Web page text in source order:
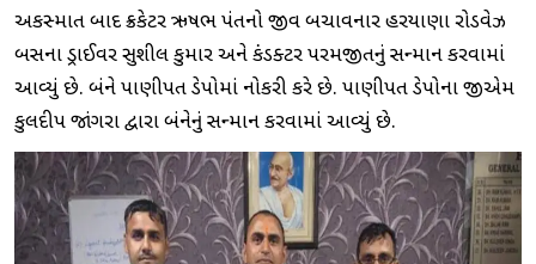
અકસ્માત બાદ ક્રિકેટર ઋષભ પંતનો જીવ બચાવનાર હરિયાણા રોડવેઝ
બસના ડ્રાઈવર સુશીલ કુમાર અને કંડક્ટર પરમજીતનું સન્માન કરવામાં
આવ્યું છે. બંને પાણીપત ડેપોમાં નોકરી કરે છે. પાણીપત ડેપોના જીએમ
કુલદીપ જાંગરા દ્વારા બંનેનું સન્માન કરવામાં આવ્યું છે.